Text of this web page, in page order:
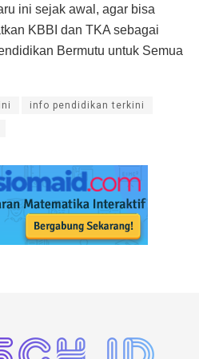
ini sejak awal, agar bisa
KBBI dan TKA sebagai
Bermutu untuk Semua
info pendidikan terkini